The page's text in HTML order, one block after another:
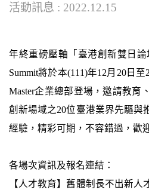
活動訊息 : 2022.12.15
年終重磅壓軸「臺港創新雙日論
Summit將於本(111)年12月20日
Master企業總部登場，邀請教育
創新場域之20位臺港業界先驅與
經驗，精彩可期，不容錯過，歡
各場次資訊及報名連結：
【人才教育】舊體制長不出新